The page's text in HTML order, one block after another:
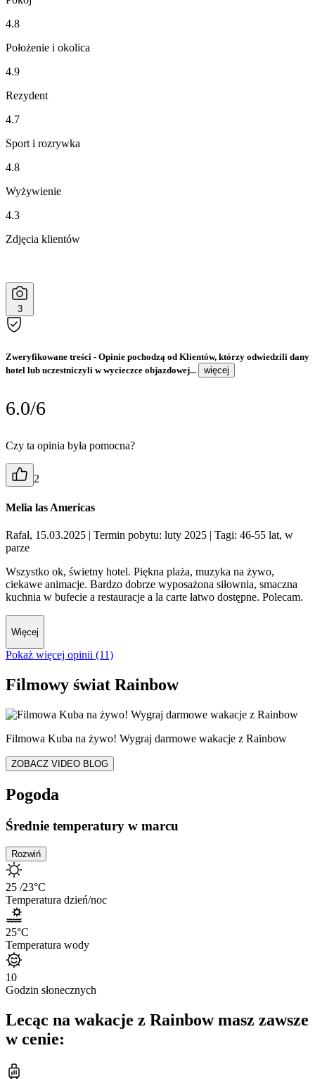
4.8
Położenie i okolica
4.9
Rezydent
4.7
Sport i rozrywka
4.8
Wyżywienie
4.3
Zdjęcia klientów
3
Zweryfikowane treści - Opinie pochodzą od Klientów, którzy odwiedzili dany
hotel lub uczestniczyli w wycieczce objazdowej...
więcej
6.0/6
Czy ta opinia była pomocna?
2
Melia las Americas
Rafał, 15.03.2025 | Termin pobytu: luty 2025 | Tagi: 46-55 lat, w
parze
Wszystko ok, świetny hotel. Piękna plaża, muzyka na żywo,
ciekawe animacje. Bardzo dobrze wyposażona siłownia, smaczna
kuchnia w bufecie a restauracje a la carte łatwo dostępne. Polecam.
Więcej
Pokaż więcej opinii (11)
Filmowy świat Rainbow
Filmowa Kuba na żywo! Wygraj darmowe wakacje z Rainbow
ZOBACZ VIDEO BLOG
Pogoda
Średnie temperatury w marcu
Rozwiń
25 /23°C
Temperatura dzień/noc
25°C
Temperatura wody
10
Godzin słonecznych
Lecąc na wakacje z Rainbow masz zawsze
w cenie: